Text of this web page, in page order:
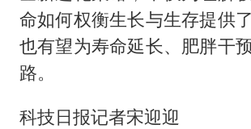
命如何权衡生长与生存提供
也有望为寿命延长、肥胖干
路。
科技日报记者宋迎迎